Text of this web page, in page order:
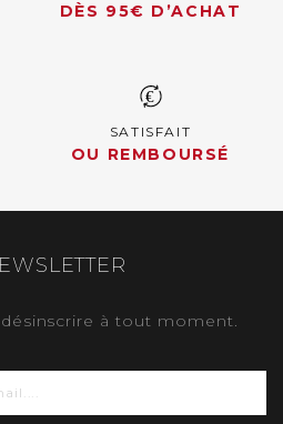
DÈS 95€ D’ACHAT
SATISFAIT
OU REMBOURSÉ
à tout moment.